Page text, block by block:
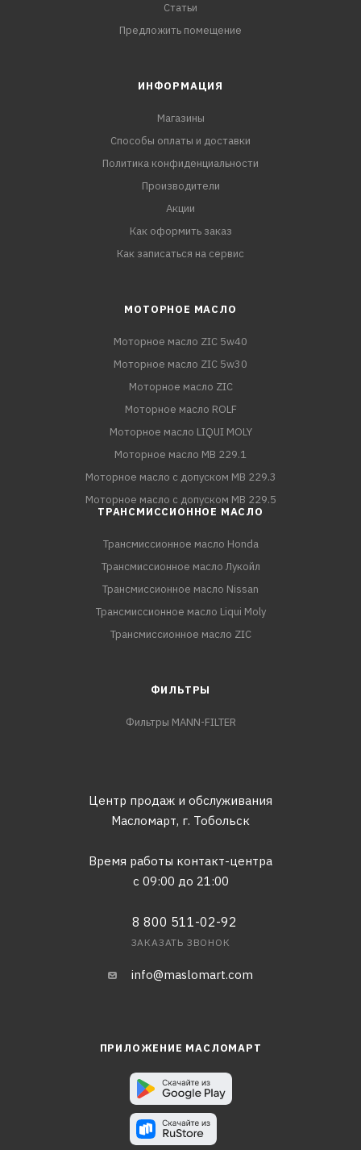
Статьи
Предложить помещение
ИНФОРМАЦИЯ
Магазины
Способы оплаты и доставки
Политика конфиденциальности
Производители
Акции
Как оформить заказ
Как записаться на сервис
МОТОРНОЕ МАСЛО
Моторное масло ZIC 5w40
Моторное масло ZIC 5w30
Моторное масло ZIC
Моторное масло ROLF
Моторное масло LIQUI MOLY
Моторное масло MB 229.1
Моторное масло с допуском MB 229.3
Моторное масло с допуском MB 229.5
ТРАНСМИССИОННОЕ МАСЛО
Трансмиссионное масло Honda
Трансмиссионное масло Лукойл
Трансмиссионное масло Nissan
Трансмиссионное масло Liqui Moly
Трансмиссионное масло ZIC
ФИЛЬТРЫ
Фильтры MANN-FILTER
Центр продаж и обслуживания
Масломарт, г. Тобольск
Время работы контакт-центра
с 09:00 до 21:00
8 800 511-02-92
ЗАКАЗАТЬ ЗВОНОК
info@maslomart.com
ПРИЛОЖЕНИЕ МАСЛОМАРТ